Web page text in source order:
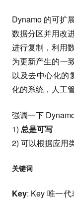
Dynamo 的可扩
数据分区并用改
进行复制，利用
为更新产生的一
以及去中心化的
化的系统，人工
强调一下
1) 总是可写
2) 可以根据应用
关键词
Key: Key 唯一